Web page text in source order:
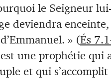
le Seigneur
deviendra
» (És
une prophétie qui
et qui